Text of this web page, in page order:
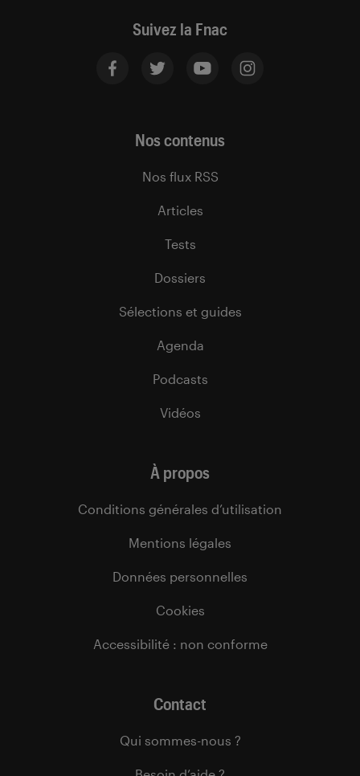
Suivez la Fnac
Nos contenus
Nos flux RSS
Articles
Tests
Dossiers
Sélections et guides
Agenda
Podcasts
Vidéos
À propos
Conditions générales d’utilisation
Mentions légales
Données personnelles
Cookies
Accessibilité : non conforme
Contact
Qui sommes-nous ?